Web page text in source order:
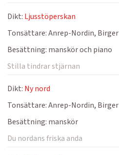
Dikt: Ljusstöperskan
Tonsättare:Anrep-Nordin, Birger
Besättning: manskör och piano
Stilla tindrar stjärnan
Dikt: Ny nord
Tonsättare:Anrep-Nordin, Birger
Besättning: manskör
Du nordans friska anda